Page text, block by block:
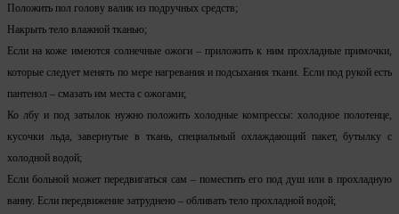
Положить пол голову валик из подручных средств;
Накрыть тело влажной тканью;
Если на коже имеются солнечные ожоги – приложить к ним прохладные примочки,
которые следует менять по мере нагревания и подсыхания ткани. Если под рукой есть
пантенол – смазать им места с ожогами;
Ко лбу и под затылок нужно положить холодные компрессы: холодное полотенце,
кусочки льда, завернутые в ткань, специальный охлаждающий пакет, бутылку с
холодной водой;
Если больной может передвигаться сам – поместить его под душ или в прохладную
ванну. Если передвижение затруднено – обливать тело прохладной водой;